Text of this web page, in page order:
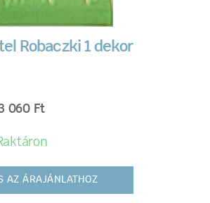
Robaczki 1 dekor
060 Ft
AZ ÁRAJÁNLATHOZ